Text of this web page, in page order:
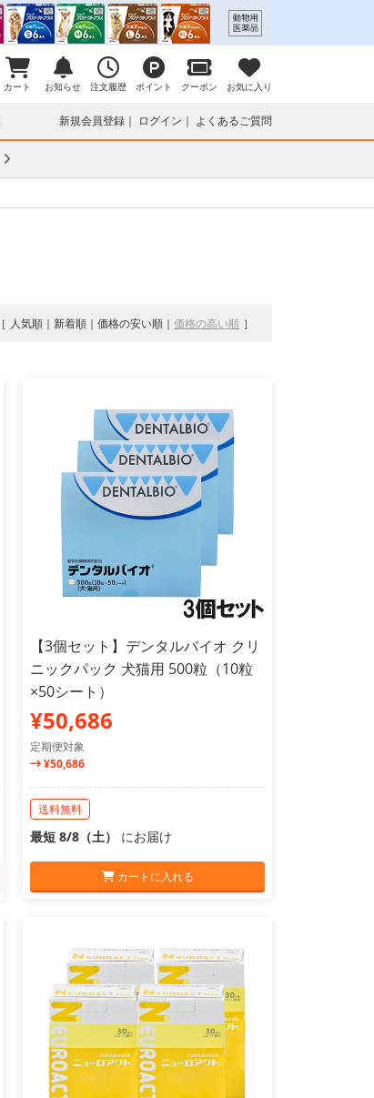
カート お知らせ 注文履歴 ポイント クーポン お気に入り
新規会員登録 ログイン よくあるご質問
人気順 新着順 価格の安い順 価格の高い順
【3個セット】デンタルバイオ クリ
ニックパック 犬猫用 500粒（10粒
×50シート）
¥50,686
定期便対象
¥50,686
送料無料
最短 8/8（土） にお届け
カートに入れる